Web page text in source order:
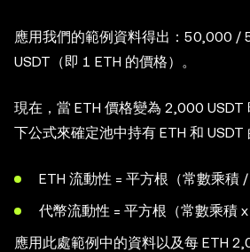
應用我們的範例資料得出：50,000 /
USDT（即 1 ETH 的價格）。
現在，當 ETH 價格變為 2,000 USDT
下公式來確定池中持有 ETH 和 USDT
ETH 流動性 = 平方根（常數乘積 /
代幣流動性 = 平方根（常數乘積 x
應用此處範例中的資料以及每 ETH